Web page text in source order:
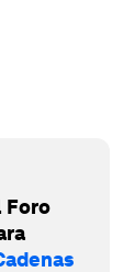
Foro